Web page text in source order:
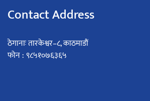
Contact Address
ठेगानाः तारकेश्वर–८, काठमाडौं
फोन : ९८५१०७६३६५